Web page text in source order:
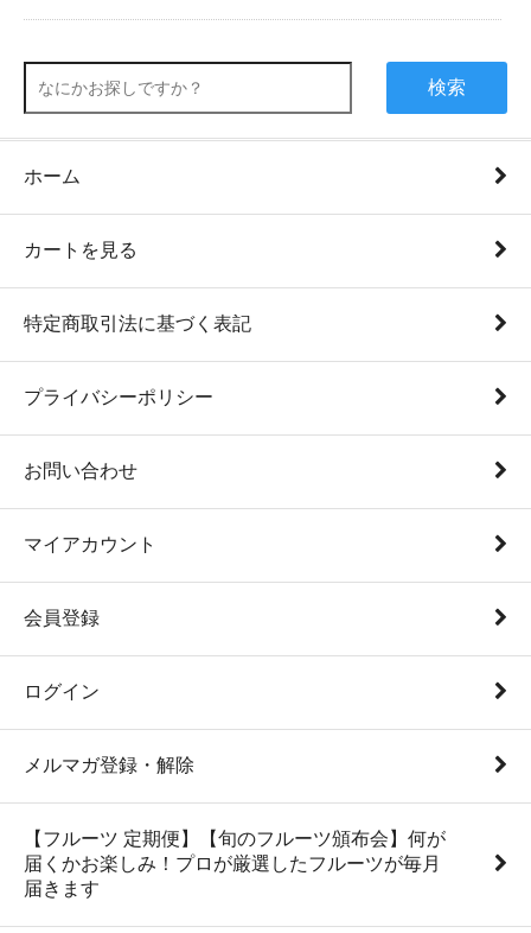
検索
ホーム
カートを見る
特定商取引法に基づく表記
プライバシーポリシー
お問い合わせ
マイアカウント
会員登録
ログイン
メルマガ登録・解除
【フルーツ 定期便】【旬のフルーツ頒布会】何が
届くかお楽しみ！プロが厳選したフルーツが毎月
届きます